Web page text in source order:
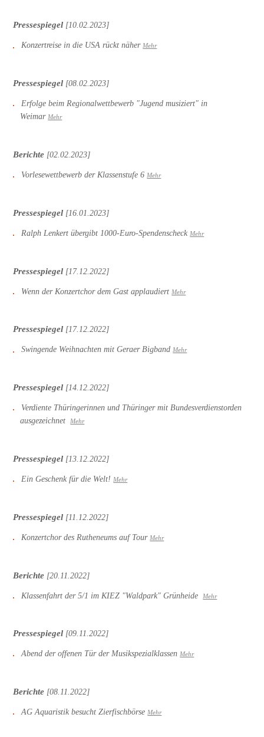
Pressespiegel [10.02.2023]
Konzertreise in die USA rückt näher Mehr
Pressespiegel [08.02.2023]
Erfolge beim Regionalwettbewerb "Jugend musiziert" in
Weimar Mehr
Berichte [02.02.2023]
Vorlesewettbewerb der Klassenstufe 6 Mehr
Pressespiegel [16.01.2023]
Ralph Lenkert übergibt 1000-Euro-Spendenscheck Mehr
Pressespiegel [17.12.2022]
Wenn der Konzertchor dem Gast applaudiert Mehr
Pressespiegel [17.12.2022]
Swingende Weihnachten mit Geraer Bigband Mehr
Pressespiegel [14.12.2022]
Verdiente Thüringerinnen und Thüringer mit Bundesverdienstorden
ausgezeichnet
Mehr
Pressespiegel [13.12.2022]
Ein Geschenk für die Welt! Mehr
Pressespiegel [11.12.2022]
Konzertchor des Rutheneums auf Tour Mehr
Berichte [20.11.2022]
Klassenfahrt der 5/1 im KIEZ "Waldpark" Grünheide Mehr
Pressespiegel [09.11.2022]
Abend der offenen Tür der Musikspezialklassen Mehr
Berichte [08.11.2022]
AG Aquaristik besucht Zierfischbörse Mehr